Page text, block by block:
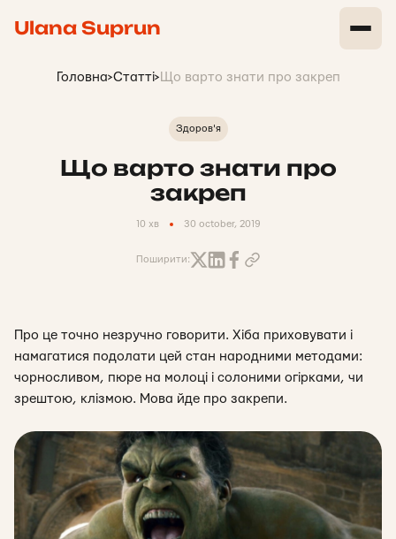
Ulana Suprun
Головна>Статті> Що варто знати про закреп
Здоров'я
Що варто знати про
закреп
10 хв 30 october, 2019
Поширити:
Про це точно незручно говорити. Хіба приховувати і
намагатися подолати цей стан народними методами:
чорносливом, пюре на молоці і солоними огірками, чи
зрештою, клізмою. Мова йде про закрепи.